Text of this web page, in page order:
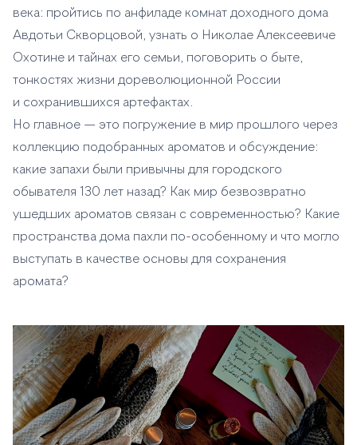
века: пройтись по анфиладе комнат доходного дома
Авдотьи Скворцовой, узнать о Николае Алексеевиче
Охотине и тайнах его семьи, поговорить о быте,
тонкостях жизни дореволюционной России
и сохранившихся артефактах.
Но главное — это погружение в мир прошлого через
коллекцию подобранных ароматов и обсуждение:
какие запахи были привычны для городского
обывателя 130 лет назад? Как мир безвозвратно
ушедших ароматов связан с современностью? Какие
пространства дома пахли по-особенному и что могло
выступать в качестве основы для сохранения
аромата?